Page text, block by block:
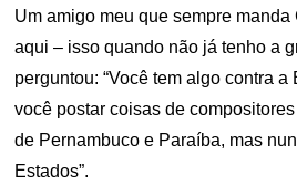
Um amigo meu que sempre
aqui – isso quando não já tenho a
perguntou: “Você tem algo contra
você postar coisas de
de Pernambuco e Paraíba, mas
Estados”.